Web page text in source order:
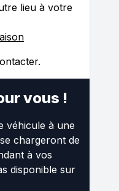
lieu à votre
vous !
véhicule à une
chargeront de
à vos
disponible sur